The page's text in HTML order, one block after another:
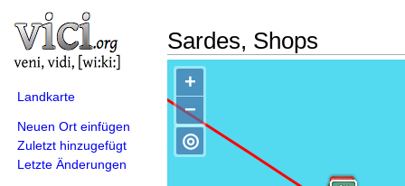
Landkarte
Neuen Ort einfügen
Zuletzt hinzugefügt
Letzte Änderungen
Sardes, Shops
+
−
◎